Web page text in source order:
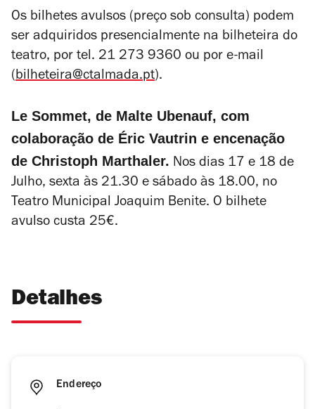
Os bilhetes avulsos (preço sob consulta) podem
ser adquiridos presencialmente na bilheteira do
teatro, por tel. 21 273 9360 ou por e-mail
(bilheteira@ctalmada.pt).
Le Sommet, de Malte Ubenauf, com
colaboração de Éric Vautrin e encenação
de Christoph Marthaler. Nos dias 17 e 18 de
Julho, sexta às 21.30 e sábado às 18.00, no
Teatro Municipal Joaquim Benite. O bilhete
avulso custa 25€.
Detalhes
Endereço